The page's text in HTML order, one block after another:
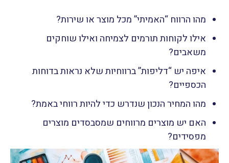
מהו הרווח “האמיתי” מכל מוצר או שירות?
אילו לקוחות תורמים לצמיחה ואילו שוחקים
משאבים?
איפה יש “דליפות” ברווחיות שלא נראות בדוחות
הכספיים?
מהו המחיר הנכון שנדרש כדי להיות רווחי באמת?
האם יש מוצרים מרווחים שמסבסדים מוצרים
מפסידים?